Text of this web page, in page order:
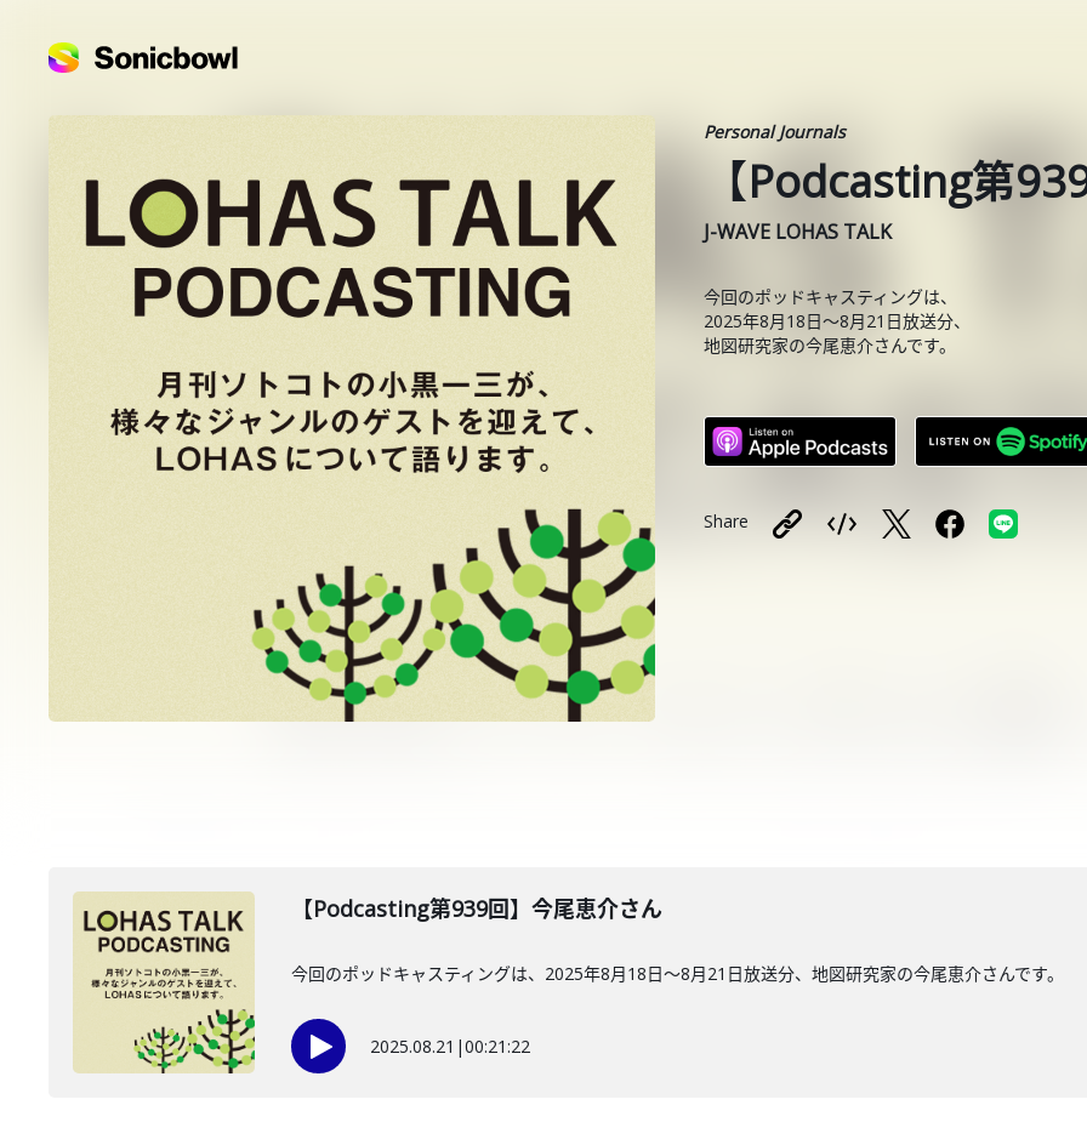
Personal Journals
【Podcasting第
J-WAVE LOHAS TALK
今回のポッドキャスティングは、
2025年8月18日〜8月21日放送分、
地図研究家の今尾恵介さんです。
Share
【Podcasting第939回】今尾恵介さん
今回のポッドキャスティングは、2025年8月18日〜8月21日放送分、地図研究家の今尾恵介さんです。
2025.08.21 |00:21:22